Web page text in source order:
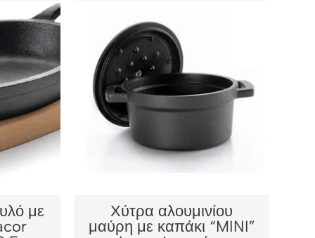
με
Χύτρα αλουμινίου
μαύρη με καπάκι “MINI”